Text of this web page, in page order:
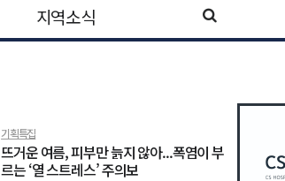
지역소식
기획특집
뜨거운 여름, 피부만 늙지 않아...폭염이 부
르는 ‘열 스트레스’ 주의보